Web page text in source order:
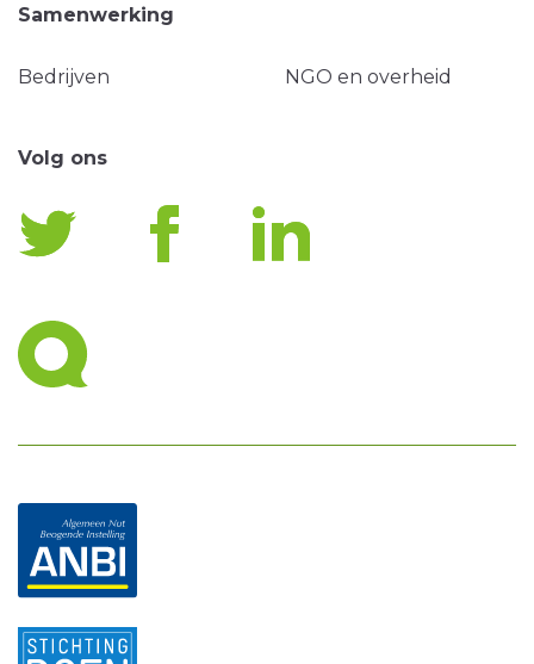
Samenwerking
Bedrijven NGO en overheid
Volg ons